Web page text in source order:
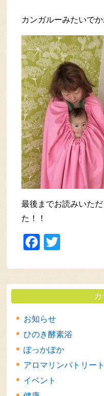
カンガルーみたいで
最後までお読みいた
た！！
Facebook
お知らせ
ひのき酵素浴
ぽっかぽか
アロマリンパトリート
イベント